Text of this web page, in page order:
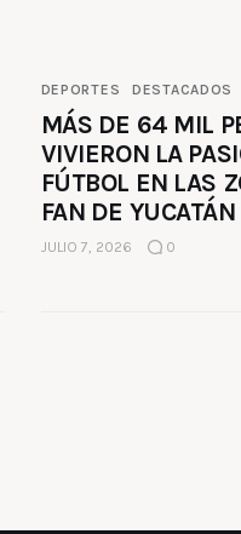
DEPORTES DESTACADOS
MÁS DE 64 MIL
VIVIERON LA
FÚTBOL EN LAS
FAN DE YUCATÁN
JULIO 7, 2026 0